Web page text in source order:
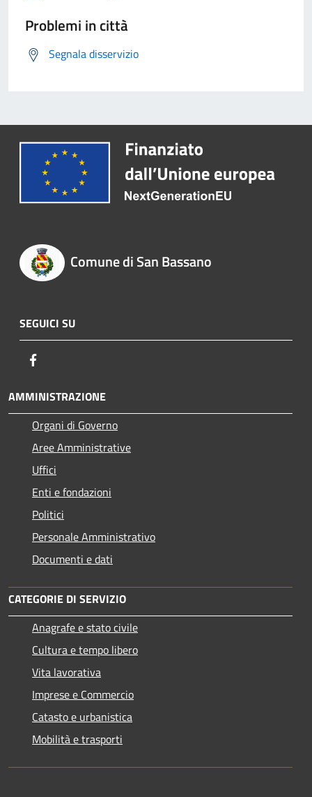
Problemi in città
Segnala disservizio
Comune di San Bassano
SEGUICI SU
AMMINISTRAZIONE
Organi di Governo
Aree Amministrative
Uffici
Enti e fondazioni
Politici
Personale Amministrativo
Documenti e dati
CATEGORIE DI SERVIZIO
Anagrafe e stato civile
Cultura e tempo libero
Vita lavorativa
Imprese e Commercio
Catasto e urbanistica
Mobilità e trasporti